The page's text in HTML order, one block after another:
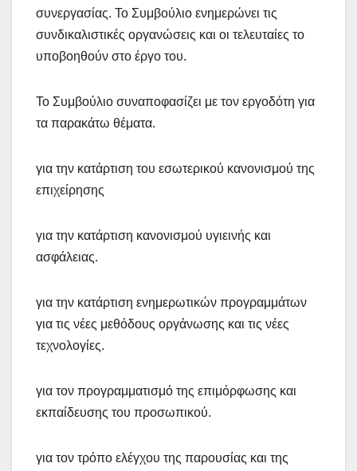
συνεργασίας. Το Συμβούλιο ενημερώνει τις
συνδικαλιστικές οργανώσεις και οι τελευταίες το
υποβοηθούν στο έργο του.
Το Συμβούλιο συναποφασίζει με τον εργοδότη για
τα παρακάτω θέματα.
για την κατάρτιση του εσωτερικού κανονισμού της
επιχείρησης
για την κατάρτιση κανονισμού υγιεινής και
ασφάλειας.
για την κατάρτιση ενημερωτικών προγραμμάτων
για τις νέες μεθόδους οργάνωσης και τις νέες
τεχνολογίες.
για τον προγραμματισμό της επιμόρφωσης και
εκπαίδευσης του προσωπικού.
για τον τρόπο ελέγχου της παρουσίας και της